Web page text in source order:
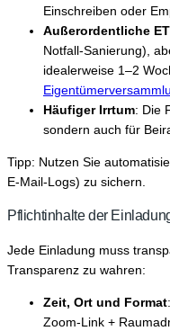
Einschreiben oder
Außerordentliche
Notfall-Sanierung),
idealerweise 1–2
Häufiger Irrtum: Die
sondern auch für
Tipp: Nutzen Sie
E-Mail-Logs) zu sichern.
Pflichtinhalte der
Jede Einladung muss
Transparenz zu wahren:
Zeit, Ort und Format
Zoom-Link +